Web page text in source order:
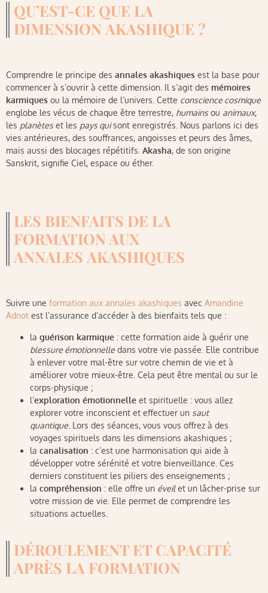
QU’EST-CE QUE LA
DIMENSION AKASHIQUE ?
Comprendre le principe des annales akashiques est la base pour
commencer à s’ouvrir à cette dimension. Il s’agit des mémoires
karmiques ou la mémoire de l’univers. Cette conscience cosmique
englobe les vécus de chaque être terrestre, humains ou animaux,
les planètes et les pays quisont enregistrés. Nous parlons ici des
vies antérieures, des souffrances, angoisses et peurs des âmes,
mais aussi des blocages répétitifs. Akasha, de son origine
Sanskrit, signifie Ciel, espace ou éther.
LES BIENFAITS DE LA
FORMATION AUX
ANNALES AKASHIQUES
Suivre une formation aux annales akashiques avec Amandine
Adnot est l’assurance d’accéder à des bienfaits tels que :
la guérison karmique : cette formation aide à guérir une
blessure émotionnelle dans votre vie passée. Elle contribue
à enlever votre mal-être sur votre chemin de vie et à
améliorer votre mieux-être. Cela peut être mental ou sur le
corps-physique ;
l’exploration émotionnelle et spirituelle : vous allez
explorer votre inconscient et effectuer un saut
quantique . Lors des séances, vous vous offrez à des
voyages spirituels dans les dimensions akashiques ;
la canalisation : c’est une harmonisation qui aide à
développer votre sérénité et votre bienveillance. Ces
derniers constituent les piliers des enseignements ;
la compréhension : elle offre un éveilet un lâcher-prise sur
votre mission de vie. Elle permet de comprendre les
situations actuelles.
DÉROULEMENT ET CAPACITÉ
APRÈS LA FORMATION